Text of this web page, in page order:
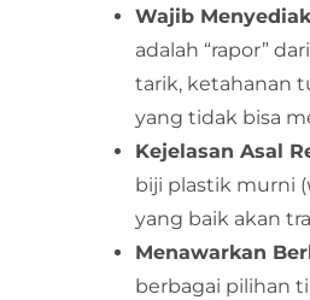
Wajib
adalah “rapor”
tarik, ketahanan
yang tidak bisa
Kejelasan Asal
biji plastik murni (
yang baik akan
Menawarkan
berbagai pilihan